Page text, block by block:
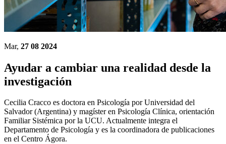
Mar, 27 08 2024
Ayudar a cambiar una realidad desde la
investigación
Cecilia Cracco es doctora en Psicología por Universidad del
Salvador (Argentina) y magíster en Psicología Clínica, orientación
Familiar Sistémica por la UCU. Actualmente integra el
Departamento de Psicología y es la coordinadora de publicaciones
en el Centro Ágora.